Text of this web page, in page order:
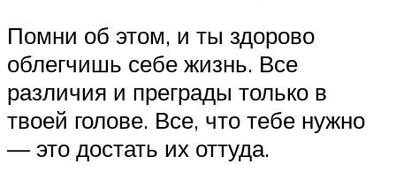
Помни об этом, и ты здорово
облегчишь себе жизнь. Все
различия и преграды только в
твоей голове. Все, что тебе нужно
— это достать их оттуда.